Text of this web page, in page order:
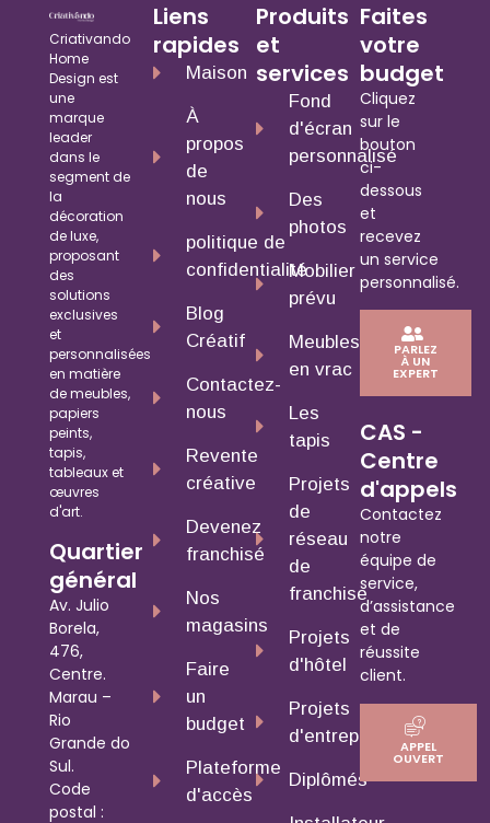
Criativando
Home
Design est
une
marque
leader
dans le
segment de
la
décoration
de luxe,
proposant
des
solutions
exclusives
et
personnalisées
en matière
de meubles,
papiers
peints,
tapis,
tableaux et
œuvres
d'art.
Quartier
général
Av. Julio
Borela,
476,
Centre.
Marau –
Rio
Grande do
Sul.
Code
postal :
Liens
rapides
Maison
À
propos
de
nous
politique de
confidentialité
Blog
Créatif
Contactez-
nous
Revente
créative
Devenez
franchisé
Nos
magasins
Faire
un
budget
Plateforme
d'accès
Produits
et
services
Fond
d'écran
personnalisé
Des
photos
Mobilier
prévu
Meubles
en vrac
Les
tapis
Projets
de
réseau
de
franchise
Projets
d'hôtel
Projets
d'entreprise
Diplômés
Faites
votre
budget
Cliquez
sur le
bouton
ci-
dessous
et
recevez
un service
personnalisé.
PARLEZ
À UN
EXPERT
CAS -
Centre
d'appels
Contactez
notre
équipe de
service,
d’assistance
et de
réussite
client.
APPEL
OUVERT